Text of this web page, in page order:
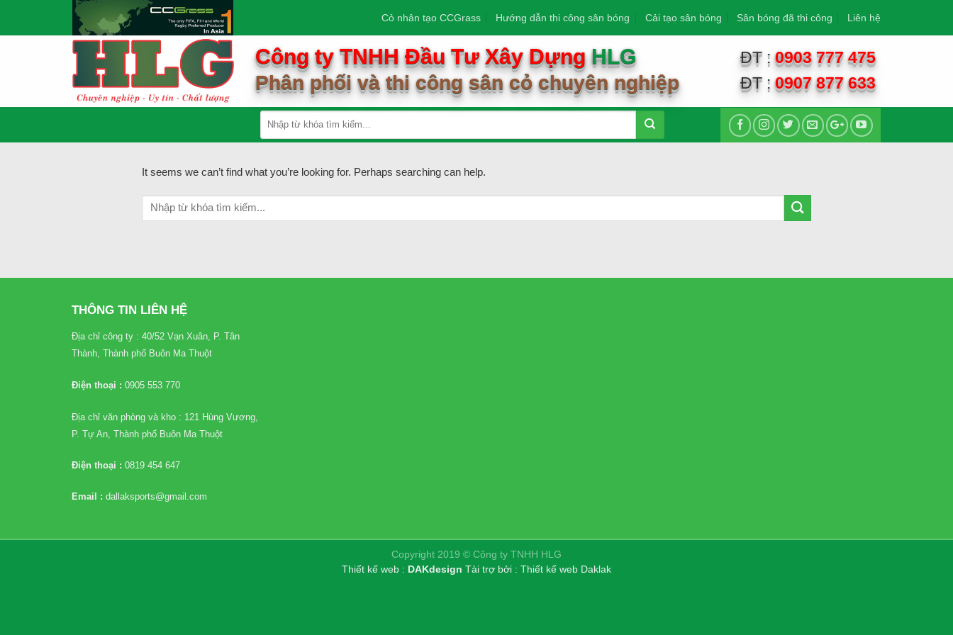
Cỏ nhân tạo CCGrass Hướng dẫn thi công sân bóng Cải tạo sân bóng Sân bóng đã thi công Liên hệ
Công ty TNHH Đầu Tư Xây DựngHLG
Phân phối và thi công sân cỏ chuyên nghiệp
ĐT :0903 777 475
ĐT : 0907 877 633
It seems we can’t find what you’re looking for. Perhaps searching can help.
THÔNG TIN LIÊN HỆ
Địa chỉ công ty : 40/52 Vạn Xuân, P. Tân
Thành, Thành phố Buôn Ma Thuột
Điện thoại : 0905 553 770
Địa chỉ văn phòng và kho : 121 Hùng Vương,
P. Tự An, Thành phố Buôn Ma Thuột
Điện thoại : 0819 454 647
Email : dallaksports@gmail.com
Copyright 2019 © Công ty TNHH HLG
Thiết kế web : DAKdesign Tài trợ bởi : Thiết kế web Daklak